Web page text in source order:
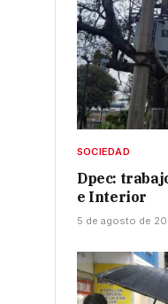
SOCIEDAD
Dpec:
e Interior
5 de agosto de